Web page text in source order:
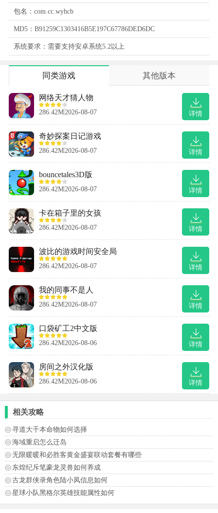
包名：com.cc.wyhcb
MD5：B91259C1303416B5E197C67786DED6DC
系统要求：需要支持安卓系统5.2以上
同类游戏 其他版本
详情
网络天才猜人物
286.42M 2026-08-07
详情
奇妙探案日记游戏
286.42M 2026-08-07
详情
bouncetales3D版
286.42M 2026-08-07
详情
卡在箱子里的女孩
286.42M 2026-08-07
详情
波比的游戏时间安全局
286.42M 2026-08-07
详情
我的同事不是人
286.42M 2026-08-07
详情
口袋矿工2中文版
286.42M 2026-08-06
详情
房间之外汉化版
286.42M 2026-08-06
相关攻略
寻道大千本命物如何选择
海域重启怎么迁岛
无限暖暖和必胜客黄金盛宴联动套餐有哪些
东煌纪斥笔豪龙灵兽如何养成
古龙群侠录角色陆小凤信息如何
星球小队黑格尔英雄技能属性如何